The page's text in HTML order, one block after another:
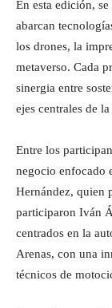
En esta edición,
abarcan
los drones, la
metaverso. Cada
sinergia entre
ejes centrales de
Entre los
negocio enfocado
Hernández, quien
participaron Iván
centrados en la
Arenas, con una
técnicos de